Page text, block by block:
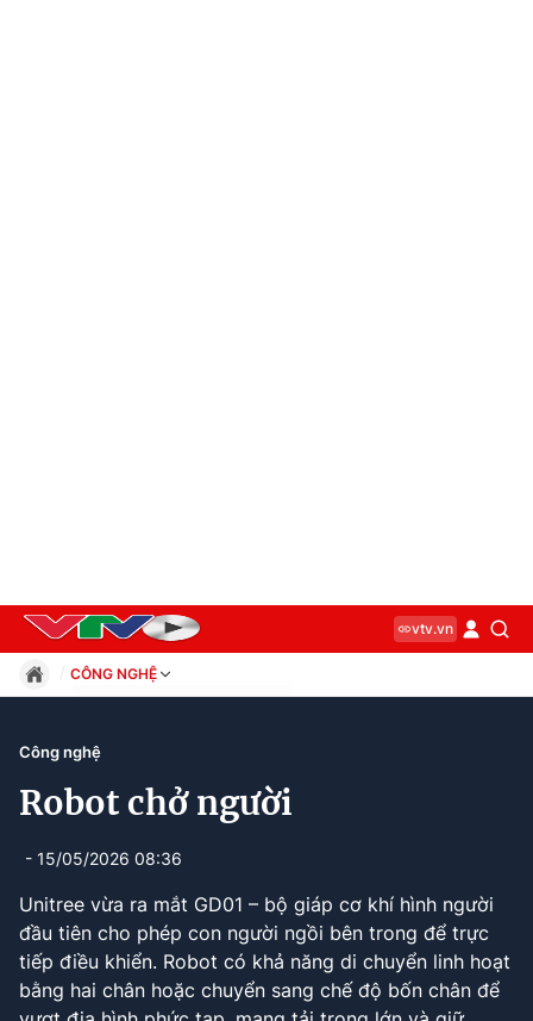
vtv.vn
CÔNG NGHỆ
Pháp luật
Xã hội
Thế giới
Giải trí
Sức khỏe
Công nghệ
Công nghệ
Robot chở người
- 15/05/2026 08:36
Unitree vừa ra mắt GD01 – bộ giáp cơ khí hình người
đầu tiên cho phép con người ngồi bên trong để trực
tiếp điều khiển. Robot có khả năng di chuyển linh hoạt
bằng hai chân hoặc chuyển sang chế độ bốn chân để